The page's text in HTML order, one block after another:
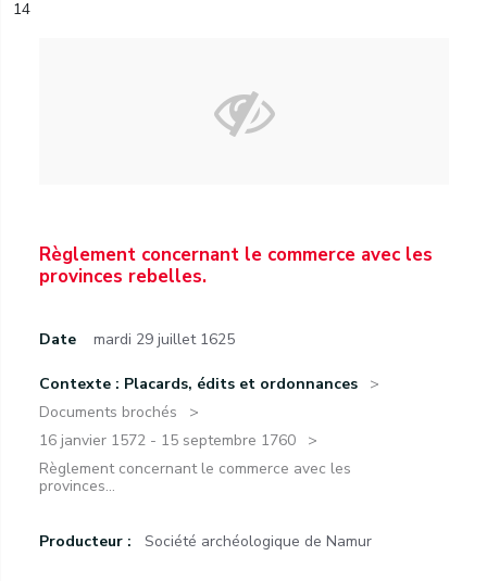
14
Règlement concernant le commerce avec les
provinces rebelles.
Date mardi 29 juillet 1625
Contexte : Placards, édits et ordonnances
Documents brochés
16 janvier 1572 - 15 septembre 1760
Règlement concernant le commerce avec les
provinces...
Producteur : Société archéologique de Namur